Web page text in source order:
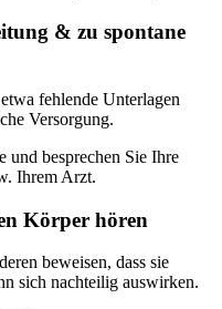
& zu spontane
fehlende Unterlagen
Versorgung.
und besprechen Sie Ihre
Ihrem Arzt.
Körper hören
beweisen, dass sie
sich nachteilig auswirken.